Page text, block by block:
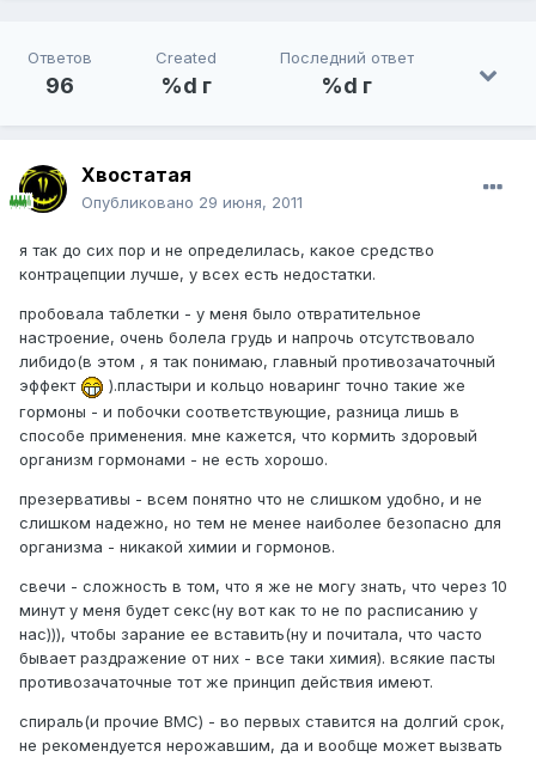
Ответов
96
Created
%d г
Последний ответ
%d г
Хвостатая
Опубликовано 29 июня, 2011
я так до сих пор и не определилась, какое средство
контрацепции лучше, у всех есть недостатки.
пробовала таблетки - у меня было отвратительное
настроение, очень болела грудь и напрочь отсутствовало
либидо(в этом , я так понимаю, главный противозачаточный
эффект
).пластыри и кольцо новаринг точно такие же
гормоны - и побочки соответствующие, разница лишь в
способе применения. мне кажется, что кормить здоровый
организм гормонами - не есть хорошо.
презервативы - всем понятно что не слишком удобно, и не
слишком надежно, но тем не менее наиболее безопасно для
организма - никакой химии и гормонов.
свечи - сложность в том, что я же не могу знать, что через 10
минут у меня будет секс(ну вот как то не по расписанию у
нас))), чтобы зарание ее вставить(ну и почитала, что часто
бывает раздражение от них - все таки химия). всякие пасты
противозачаточные тот же принцип действия имеют.
спираль(и прочие ВМС) - во первых ставится на долгий срок,
не рекомендуется нерожавшим, да и вообще может вызвать